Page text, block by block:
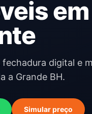
digital e
a Grande BH.
Simular preço